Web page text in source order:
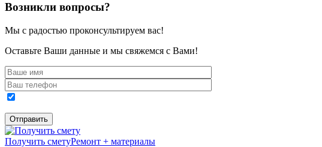
Возникли вопросы?
Мы с радостью проконсультируем вас!
Оставьте Ваши данные и мы свяжемся с Вами!
Получить сметуРемонт + материалы